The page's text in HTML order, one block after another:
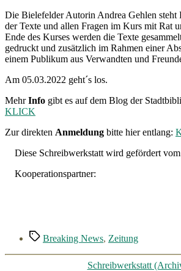
Die Bielefelder Autorin Andrea Gehlen steht
der Texte und allen Fragen im Kurs mit Rat
Ende des Kurses werden die Texte
gedruckt und zusätzlich im Rahmen einer
einem Publikum aus Verwandten und
Am 05.03.2022 geht´s los.
MehrInfo gibt es auf dem Blog der
KLICK
Zur direkten Anmeldung bitte hier entlang:
Diese Schreibwerkstatt wird gefördert
Kooperationspartner:
Schlagwörter
Breaking News, Zeitung
Kategorien
Schreibwerkstatt